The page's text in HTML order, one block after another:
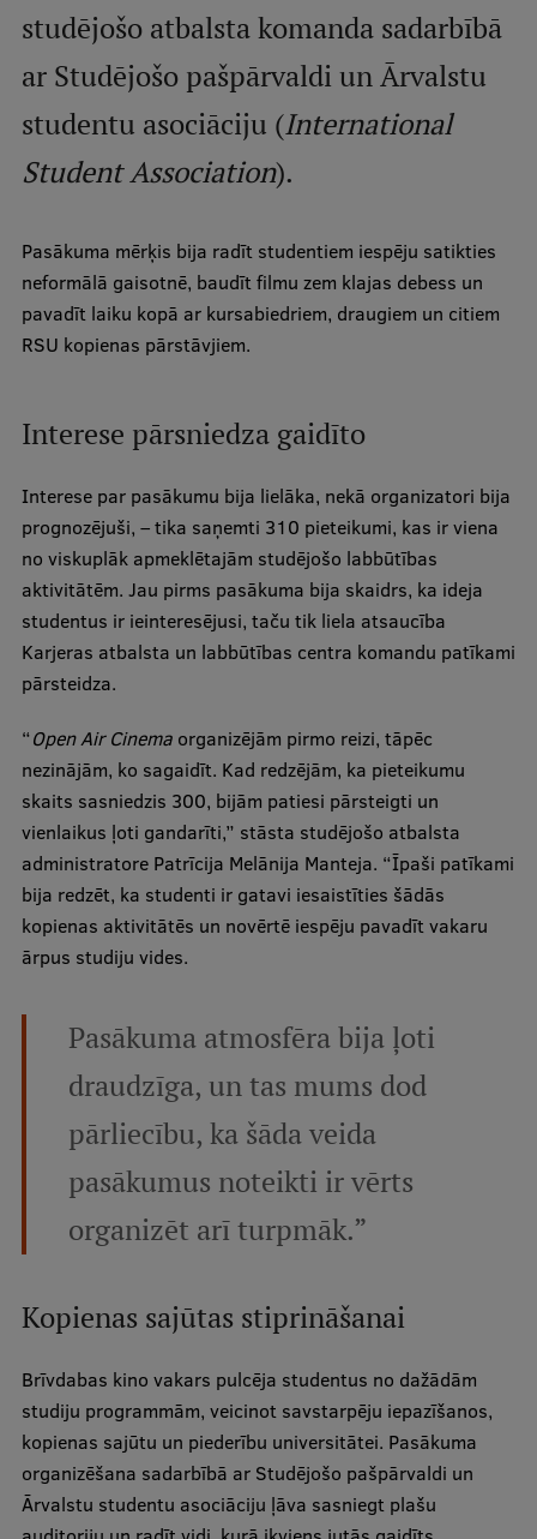
Studiju norises vietas
Fakultātes
Mūsu cilvēki
Stratēģija
Vēsture un tradīcijas
Identitāte
RSU fonds
Muzeji un ekspozīcijas
Ģerbonis
Projekti
Reitingi
Ilgtspējīga attīstība
Studiju un vides pieejamība
Dati par 2025. gadu
Suvenīri un grāmatas
Mūžizglītība
Ētikas un līdztiesības mācības
Atvērtā universitāte
Sagatavošanas kursi
Kvalifikācijas atbilstības pārbaude
Pētniecība
Zinātniskie institūti un laboratorijas
studējošo atbalsta komanda sadarbībā
ar Studējošo pašpārvaldi un Ārvalstu
studentu asociāciju (International
Student Association).
Pasākuma mērķis bija radīt studentiem iespēju satikties
neformālā gaisotnē, baudīt filmu zem klajas debess un
pavadīt laiku kopā ar kursabiedriem, draugiem un citiem
RSU kopienas pārstāvjiem.
Interese pārsniedza gaidīto
Interese par pasākumu bija lielāka, nekā organizatori bija
prognozējuši, – tika saņemti 310 pieteikumi, kas ir viena
no viskuplāk apmeklētajām studējošo labbūtības
aktivitātēm. Jau pirms pasākuma bija skaidrs, ka ideja
studentus ir ieinteresējusi, taču tik liela atsaucība
Karjeras atbalsta un labbūtības centra komandu patīkami
pārsteidza.
“Open Air Cinemaorganizējām pirmo reizi, tāpēc
nezinājām, ko sagaidīt. Kad redzējām, ka pieteikumu
skaits sasniedzis 300, bijām patiesi pārsteigti un
vienlaikus ļoti gandarīti,” stāsta studējošo atbalsta
administratore Patrīcija Melānija Manteja. “Īpaši patīkami
bija redzēt, ka studenti ir gatavi iesaistīties šādās
kopienas aktivitātēs un novērtē iespēju pavadīt vakaru
ārpus studiju vides.
Pasākuma atmosfēra bija ļoti
draudzīga, un tas mums dod
pārliecību, ka šāda veida
pasākumus noteikti ir vērts
organizēt arī turpmāk.”
Kopienas sajūtas stiprināšanai
Brīvdabas kino vakars pulcēja studentus no dažādām
studiju programmām, veicinot savstarpēju iepazīšanos,
kopienas sajūtu un piederību universitātei. Pasākuma
organizēšana sadarbībā ar Studējošo pašpārvaldi un
Ārvalstu studentu asociāciju ļāva sasniegt plašu